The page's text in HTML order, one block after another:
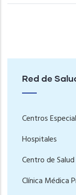
Red de
Centros
Hospitales
Centro de Salud
Clínica Médica